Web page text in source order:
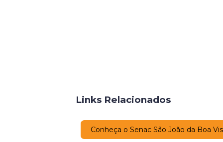
Links Relacionados
Conheça o Senac São João da Boa